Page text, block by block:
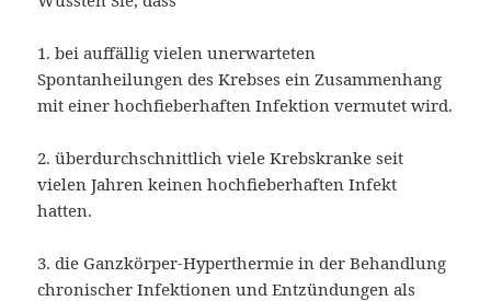
1. bei auffällig vielen unerwarteten
Spontanheilungen des Krebses ein Zusammenhang
mit einer hochfieberhaften Infektion vermutet wird.
2. überdurchschnittlich viele Krebskranke seit
vielen Jahren keinen hochfieberhaften Infekt
hatten.
3. die Ganzkörper-Hyperthermie in der Behandlung
chronischer Infektionen und Entzündungen als